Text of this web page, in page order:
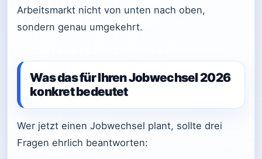
Arbeitsmarkt nicht von unten nach oben,
sondern genau umgekehrt.
Was das für Ihren Jobwechsel 2026
konkret bedeutet
Wer jetzt einen Jobwechsel plant, sollte drei
Fragen ehrlich beantworten: